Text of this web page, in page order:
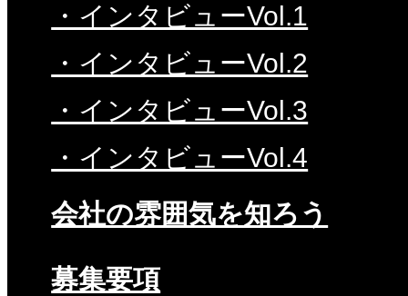
・インタビューVol.1
・インタビューVol.2
・インタビューVol.3
・インタビューVol.4
会社の雰囲気を知ろう
募集要項